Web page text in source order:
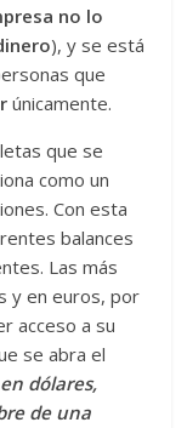
no lo
), y se está
que
únicamente.
que se
como un
Con esta
balances
Las más
y en euros, por
acceso a su
se abra el
dólares,
de una